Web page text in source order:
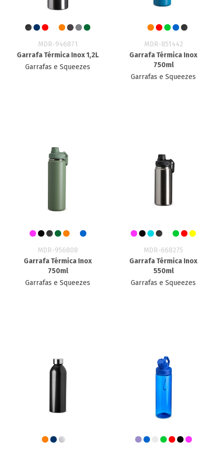
MDR-946871
Garrafa Térmica Inox 1,2L
Garrafas e Squeezes
MDR-851442
Garrafa Térmica Inox
750ml
Garrafas e Squeezes
MDR-956808
Garrafa Térmica Inox
750ml
Garrafas e Squeezes
MDR-668275
Garrafa Térmica Inox
550ml
Garrafas e Squeezes